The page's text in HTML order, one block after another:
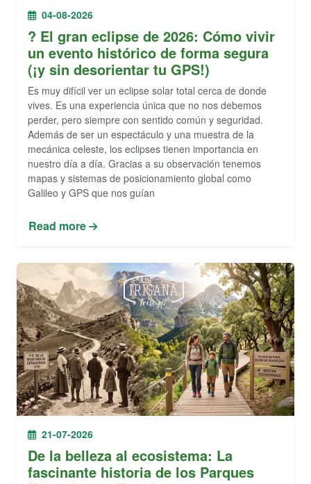
04-08-2026
? El gran eclipse de 2026: Cómo vivir
un evento histórico de forma segura
(¡y sin desorientar tu GPS!)
Es muy difícil ver un eclipse solar total cerca de donde
vives. Es una experiencia única que no nos debemos
perder, pero siempre con sentido común y seguridad.
Además de ser un espectáculo y una muestra de la
mecánica celeste, los eclipses tienen importancia en
nuestro día a día. Gracias a su observación tenemos
mapas y sistemas de posicionamiento global como
Galileo y GPS que nos guían
Read more
21-07-2026
De la belleza al ecosistema: La
fascinante historia de los Parques